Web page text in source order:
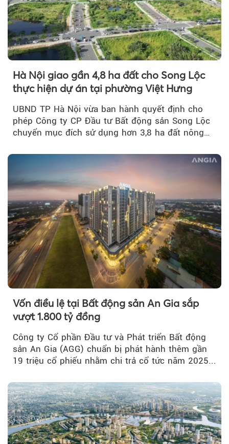
Hà Nội giao gần 4,8 ha đất cho Song Lộc
thực hiện dự án tại phường Việt Hưng
UBND TP Hà Nội vừa ban hành quyết định cho
phép Công ty CP Đầu tư Bất động sản Song Lộc
chuyển mục đích sử dụng hơn 3,8 ha đất nông
Vốn điều lệ tại Bất động sản An Gia sắp
vượt 1.800 tỷ đồng
Công ty Cổ phần Đầu tư và Phát triển Bất động
sản An Gia (AGG) chuẩn bị phát hành thêm gần
19 triệu cổ phiếu nhằm chi trả cổ tức năm 2025...